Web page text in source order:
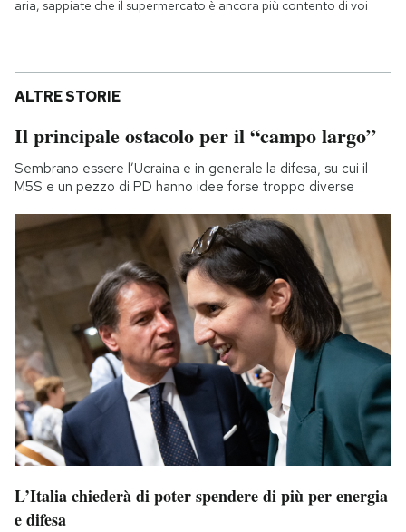
aria, sappiate che il supermercato è ancora più contento di voi
ALTRE STORIE
Il principale ostacolo per il “campo largo”
Sembrano essere l’Ucraina e in generale la difesa, su cui il
M5S e un pezzo di PD hanno idee forse troppo diverse
L’Italia chiederà di poter spendere di più per energia
e difesa